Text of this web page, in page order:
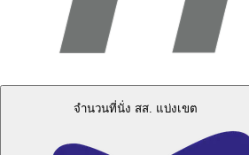
จำนวนที่นั่ง สส. แบ่งเขต